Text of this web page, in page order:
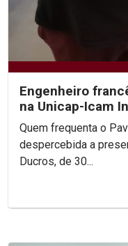
Engenheiro
na Unicap-Icam
Quem frequenta o
despercebida a
Ducros, de 30...